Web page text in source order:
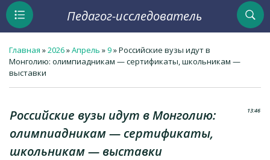
Педагог-исследователь
Главная »2026»Апрель »9» Российские вузы идут в
Монголию: олимпиадникам — сертификаты, школьникам —
выставки
13:46
Российские вузы идут в Монголию:
олимпиадникам — сертификаты,
школьникам — выставки